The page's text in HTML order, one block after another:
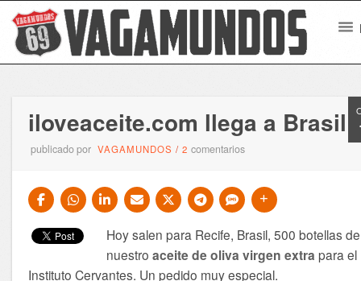
iloveaceite.com llega a Brasil
publicado por VAGAMUNDOS /2comentarios
Hoy salen para Recife, Brasil, 500 botellas de
nuestroaceite de oliva virgen extra para el
Instituto Cervantes. Un pedido muy especial.